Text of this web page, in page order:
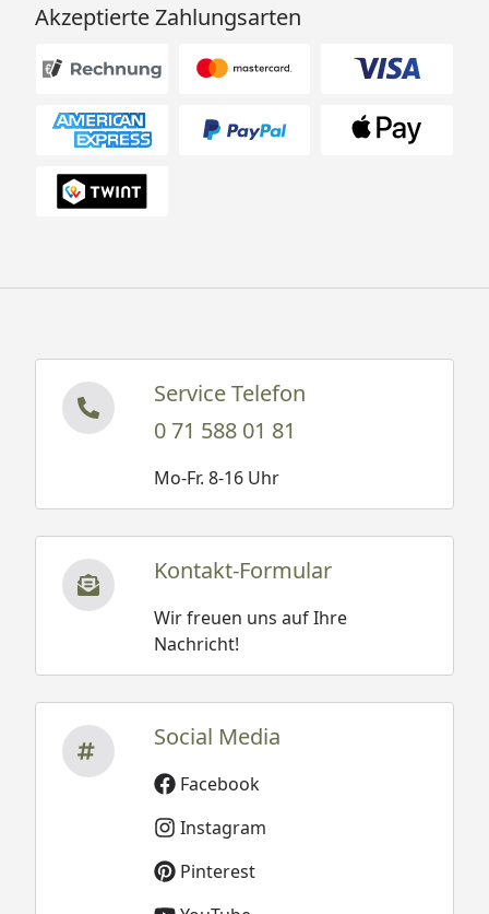
Akzeptierte Zahlungsarten
Service Telefon
0 71 588 01 81
Mo-Fr. 8-16 Uhr
Kontakt-Formular
Wir freuen uns auf Ihre
Nachricht!
Social Media
Facebook
Instagram
Pinterest